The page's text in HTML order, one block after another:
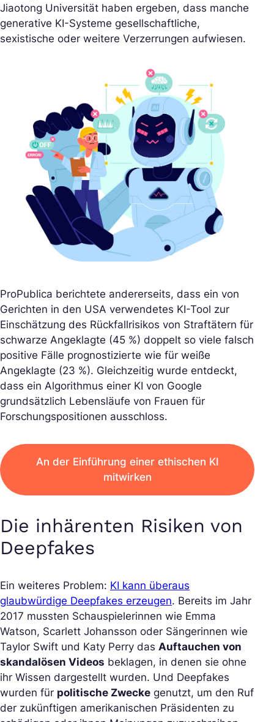
Jiaotong Universität haben ergeben, dass manche
generative KI-Systeme gesellschaftliche,
sexistische oder weitere Verzerrungen aufwiesen.
ProPublica berichtete andererseits, dass ein von
Gerichten in den USA verwendetes KI-Tool zur
Einschätzung des Rückfallrisikos von Straftätern für
schwarze Angeklagte (45 %) doppelt so viele falsch
positive Fälle prognostizierte wie für weiße
Angeklagte (23 %). Gleichzeitig wurde entdeckt,
dass ein Algorithmus einer KI von Google
grundsätzlich Lebensläufe von Frauen für
Forschungspositionen ausschloss.
An der Einführung einer ethischen KI
mitwirken
Die inhärenten Risiken von
Deepfakes
Ein weiteres Problem: KI kann überaus
glaubwürdige Deepfakes erzeugen. Bereits im Jahr
2017 mussten Schauspielerinnen wie Emma
Watson, Scarlett Johansson oder Sängerinnen wie
Taylor Swift und Katy Perry das Auftauchen von
skandalösen Videos beklagen, in denen sie ohne
ihr Wissen dargestellt wurden. Und Deepfakes
wurden für politische Zwecke genutzt, um den Ruf
der zukünftigen amerikanischen Präsidenten zu